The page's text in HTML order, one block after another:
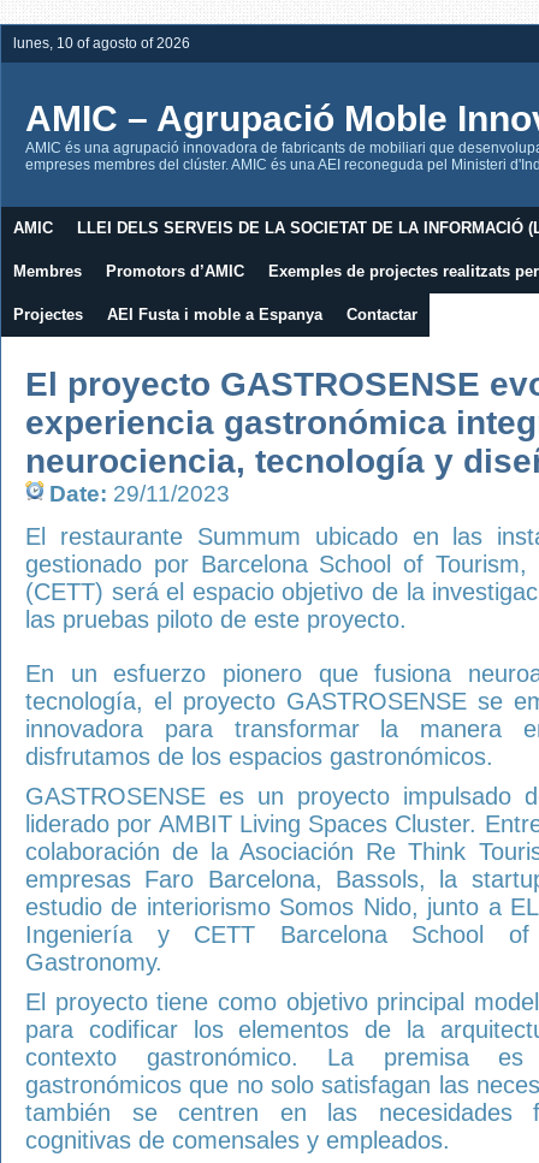
lunes, 10 of agosto of 2026
AMIC – Agrupació Moble
AMIC és una agrupació innovadora de fabricants de mobiliari que
empreses membres del clúster. AMIC és una AEI reconeguda pel Ministeri
AMIC LLEI DELS SERVEIS DE LA SOCIETAT DE LA INFORMACIÓ
Membres Promotors d’AMIC Exemples de projectes realitzats
Projectes AEI Fusta i moble a Espanya Contactar
El proyecto GASTROSENSE
experiencia gastronómica
neurociencia, tecnología y
Date: 29/11/2023
El restaurante Summum ubicado en las
gestionado por Barcelona School of
(CETT) será el espacio objetivo de la
las pruebas piloto de este proyecto.
En un esfuerzo pionero que fusiona
tecnología, el proyecto GASTROSENSE se
innovadora para transformar la manera
disfrutamos de los espacios gastronómicos.
GASTROSENSE es un proyecto impulsado
liderado por AMBIT Living Spaces Cluster.
colaboración de la Asociación Re Think
empresas Faro Barcelona, Bassols, la
estudio de interiorismo Somos Nido, junto a
Ingeniería y CETT Barcelona School of
Gastronomy.
El proyecto tiene como objetivo principal
para codificar los elementos de la
contexto gastronómico. La premisa
gastronómicos que no solo satisfagan las
también se centren en las necesidades
cognitivas de comensales y empleados.